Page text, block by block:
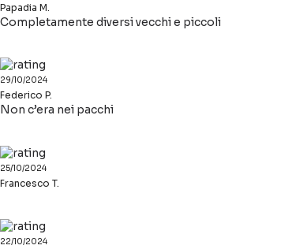
Papadia M.
Completamente diversi vecchi e piccoli
29/10/2024
Federico P.
Non c’era nei pacchi
25/10/2024
Francesco T.
22/10/2024